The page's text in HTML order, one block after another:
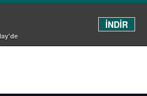
İNDİR